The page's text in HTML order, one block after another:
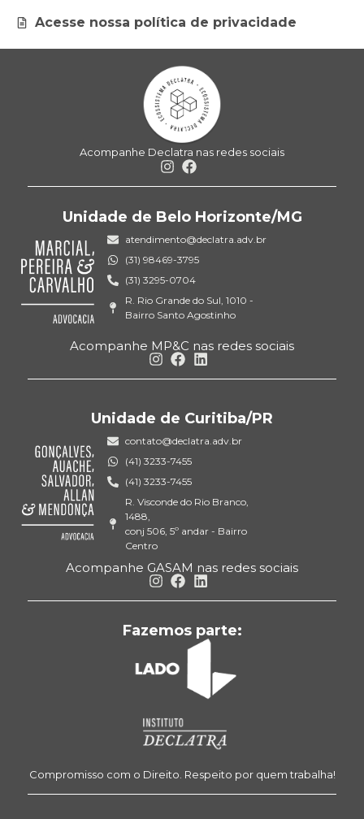
Acesse nossa política de privacidade
Acompanhe Declatra nas redes sociais
Unidade de Belo Horizonte/MG
atendimento@declatra.adv.br
(31) 98469-3795
(31) 3295-0704
R. Rio Grande do Sul, 1010 -
Bairro Santo Agostinho
Acompanhe MP&C nas redes sociais
Unidade de Curitiba/PR
contato@declatra.adv.br
(41) 3233-7455
(41) 3233-7455
R. Visconde do Rio Branco,
1488,
conj 506, 5º andar - Bairro
Centro
Acompanhe GASAM nas redes sociais
Fazemos parte:
Compromisso com o Direito. Respeito por quem trabalha!